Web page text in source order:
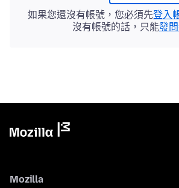
如果您還沒有帳號，您必須先登入
沒有帳號的話，只能發
Mozilla